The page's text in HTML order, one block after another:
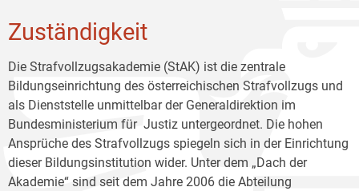
Zuständigkeit
Die Strafvollzugsakademie (StAK) ist die zentrale
Bildungseinrichtung des österreichischen Strafvollzugs und
als Dienststelle unmittelbar der Generaldirektion im
Bundesministerium für Justiz untergeordnet. Die hohen
Ansprüche des Strafvollzugs spiegeln sich in der Einrichtung
dieser Bildungsinstitution wider. Unter dem „Dach der
Akademie“ sind seit dem Jahre 2006 die Abteilung